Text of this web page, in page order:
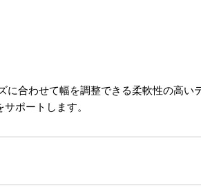
合わせて幅を調整できる柔軟性の高
ポートします。